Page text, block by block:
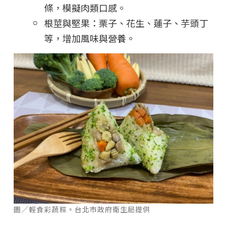
條，模擬肉類口感。
根莖與堅果：栗子、花生、蓮子、芋頭丁
等，增加風味與營養。
圖／輕食彩蔬粽。台北市政府衛生局提供